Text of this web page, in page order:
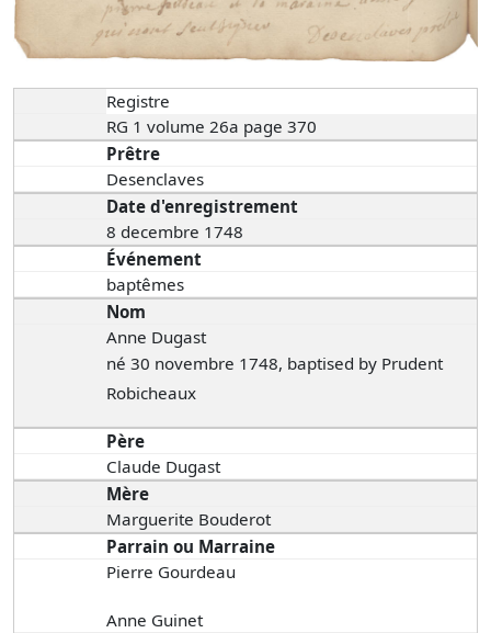
Registre
RG 1 volume 26a page 370
Prêtre
Desenclaves
Date d'enregistrement
8 decembre 1748
Événement
baptêmes
Nom
Anne Dugast
né 30 novembre 1748, baptised by Prudent
Robicheaux
Père
Claude Dugast
Mère
Marguerite Bouderot
Parrain ou Marraine
Pierre Gourdeau
Anne Guinet